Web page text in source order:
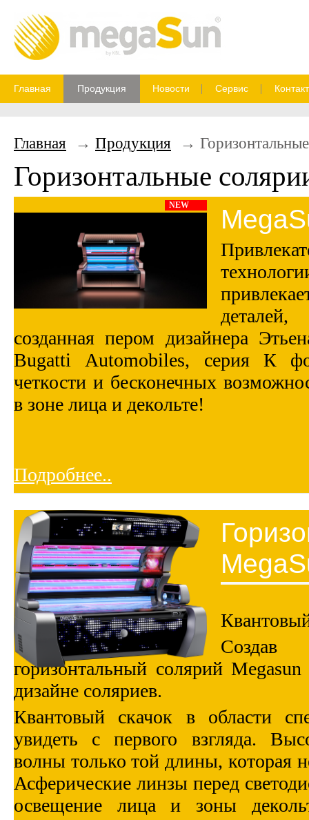
Главная Продукция Новости Сервис
Главная Продукция
Горизонтальные
NEW
coзданнaя пepом дизaйнеpа
Вugаtti Аutоmobiles, cеpия К
четкости и бесконечных
в зоне лица и декольте!
Подробнее..
Создав
горизонтальный солярий
дизайне соляриев.
Квантовый скачок в области
увидеть с первого взгляда.
волны только той длины, которая
Асферические линзы перед
освещение лица и зоны